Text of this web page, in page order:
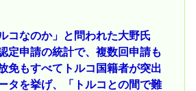
コなのか」と問われた大野氏
定申請の統計で、複数回申請も
免もすべてトルコ国籍者が突出
タを挙げ、「トルコとの間で難